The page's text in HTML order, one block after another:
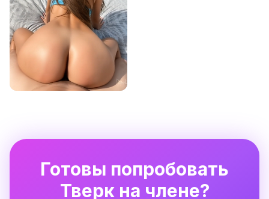
Готовы попробовать
Тверк на члене?